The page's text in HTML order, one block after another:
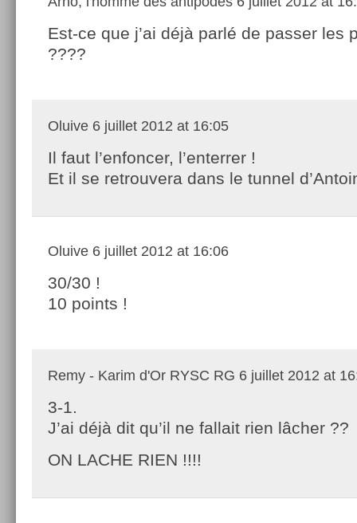
Est-ce que j’ai déjà parlé de passer les
????
Oluive 6 juillet 2012 at 16:05
Il faut l’enfoncer, l’enterrer !
Et il se retrouvera dans le tunnel
Oluive 6 juillet 2012 at 16:06
30/30 !
10 points !
Remy - Karim d'Or RYSC RG 6 juillet 2012 at
3-1.
J’ai déjà dit qu’il ne fallait rien lâcher ??
ON LACHE RIEN !!!!